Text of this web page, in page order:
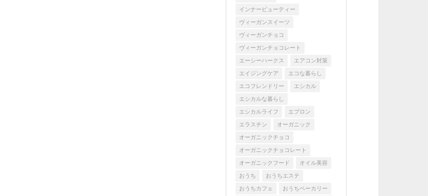
インナービューティー
ヴィーガンスイーツ
ヴィーガンチョコ
ヴィーガンチョコレート
エーシーハークス エアコン対策
エイジングケア エコな暮らし
エコフレンドリー エシカル
エシカルな暮らし
エシカルライフ エプロン
エラスチン オーガニック
オーガニックチョコ
オーガニックチョコレート
オーガニックフード オイル美容
おうち おうちエステ
おうちカフェ おうちベーカリー